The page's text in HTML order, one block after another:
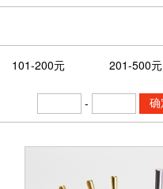
101-200元 201-500元
-